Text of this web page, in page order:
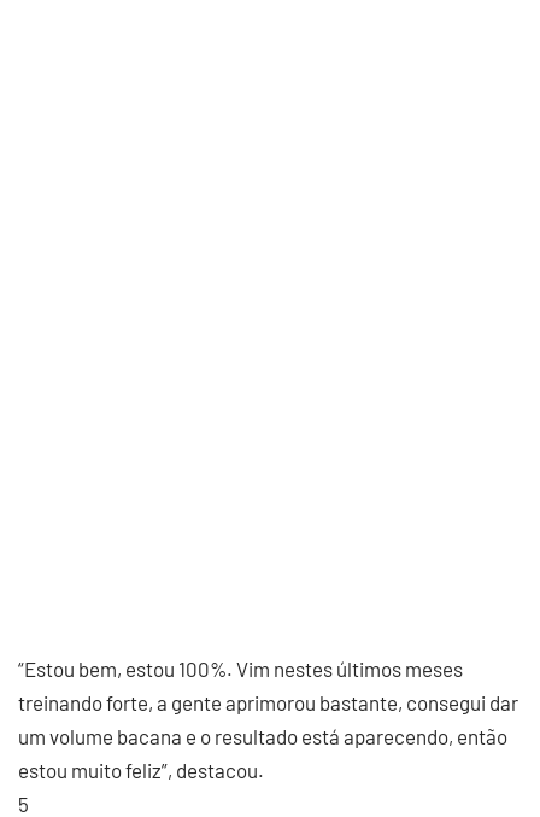
“Estou bem, estou 100%. Vim nestes últimos meses
treinando forte, a gente aprimorou bastante, consegui dar
um volume bacana e o resultado está aparecendo, então
estou muito feliz”, destacou.
5